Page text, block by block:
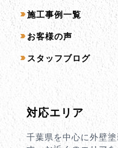
施工事例一覧
お客様の声
スタッフブログ
対応エリア
千葉県を中心に外壁